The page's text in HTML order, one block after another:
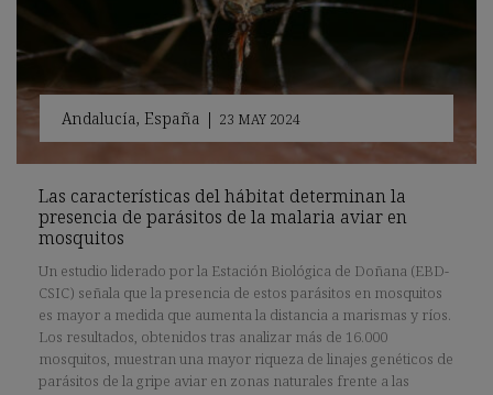
Andalucía, España | 23 MAY 2024
Las características del hábitat determinan la
presencia de parásitos de la malaria aviar en
mosquitos
Un estudio liderado por la Estación Biológica de Doñana (EBD-
CSIC) señala que la presencia de estos parásitos en mosquitos
es mayor a medida que aumenta la distancia a marismas y ríos.
Los resultados, obtenidos tras analizar más de 16.000
mosquitos, muestran una mayor riqueza de linajes genéticos de
parásitos de la gripe aviar en zonas naturales frente a las